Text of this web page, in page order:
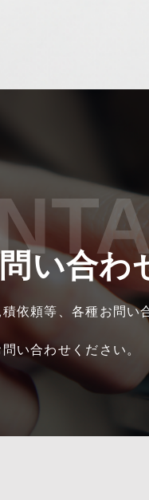
い合わ
依頼等、各種お問い
い合わせください。